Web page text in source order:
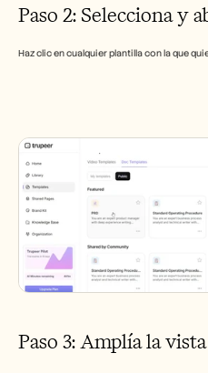
Paso 2: Selecciona y
Haz clic en cualquier plantilla con la que
Paso 3: Amplía la